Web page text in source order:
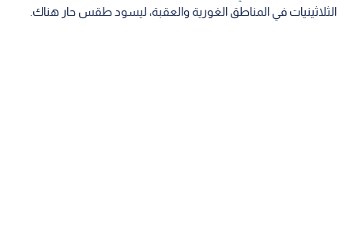
الثلاثينيات في المناطق الغورية والعقبة، ليسود طقس حار هناك.